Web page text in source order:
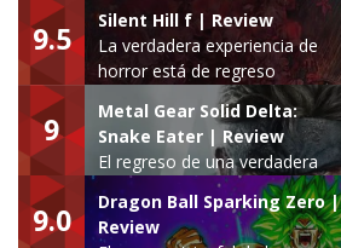
9.5
Silent Hill f | Review
La verdadera experiencia de
horror está de regreso
9
Metal Gear Solid Delta:
Snake Eater | Review
El regreso de una verdadera
leyenda
9.0
Dragon Ball Sparking Zero |
Review